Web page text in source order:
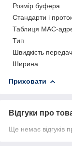
Розмір буфера
Стандарти і
Таблиця MAC-
Тип
Швидкість
Ширина
Приховати
Відгуки про
Ще немає відгуків